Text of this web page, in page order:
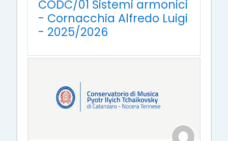
CODC/01 Sistemi armonici
- Cornacchia Alfredo Luigi
- 2025/2026